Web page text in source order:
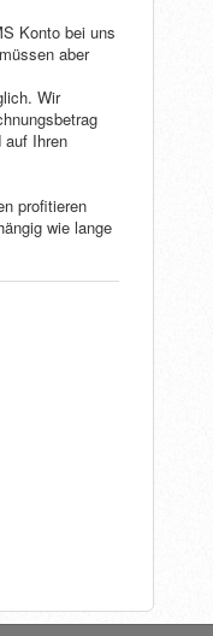
Konto bei uns
aber
Wir
auf Ihren
profitieren
wie lange